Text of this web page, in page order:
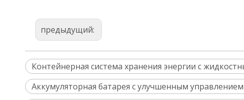
предыдущий:
Контейнерная система хранения энергии с
Аккумуляторная батарея с улучшенным